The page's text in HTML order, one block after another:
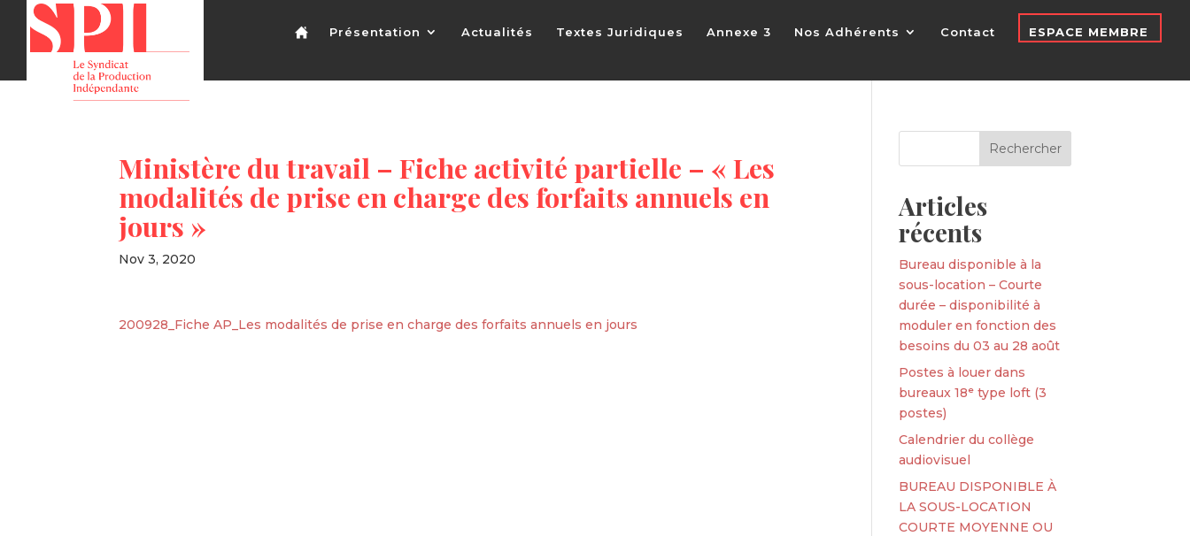
Présentation Actualités Textes Juridiques Annexe 3 Nos Adhérents Contact ESPACE MEMBRE
Ministère du travail – Fiche activité partielle – « Les
modalités de prise en charge des forfaits annuels en
jours »
Nov 3, 2020
200928_Fiche AP_Les modalités de prise en charge des forfaits annuels en jours
Articles
récents
Bureau disponible à la
sous-location – Courte
durée – disponibilité à
moduler en fonction des
besoins du 03 au 28 août
Postes à louer dans
bureaux 18ᵉ type loft (3
postes)
Calendrier du collège
audiovisuel
BUREAU DISPONIBLE À
LA SOUS-LOCATION
COURTE MOYENNE OU